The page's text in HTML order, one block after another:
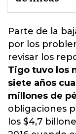
Parte de la
por los
revisar los
Tigo tuvo los
siete años
millones de
obligaciones
los $4,7